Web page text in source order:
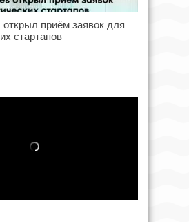
открыл приём заявок для
стартапов